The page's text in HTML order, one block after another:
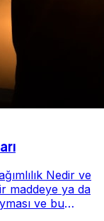
Nedir ve
maddeye ya da
ve bu